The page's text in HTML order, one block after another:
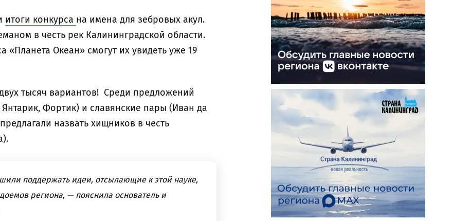
итоги конкурса на имена для зебровых акул.
в честь рек Калининградской области.
«Планета Океан» смогут их увидеть уже 19
тысяч вариантов! Среди предложений
Фортик) и славянские пары (Иван да
назвать хищников в честь
поддержать идеи, отсылающие к этой науке,
региона, — пояснила основатель и